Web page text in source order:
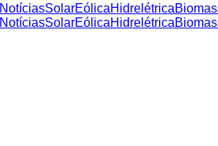
NotíciasSolarEólicaHidrelétrica
NotíciasSolarEólicaHidrelétrica